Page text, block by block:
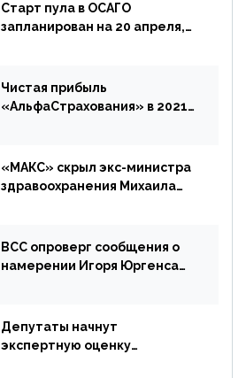
Старт пула в ОСАГО
запланирован на 20 апреля,
дублировать [дополнено]
Чистая прибыль
«АльфаСтрахования» в 2021
«МАКС» скрыл экс-министра
здравоохранения Михаила
ВСС опроверг сообщения о
намерении Игоря Юргенса
Депутаты начнут
экспертную оценку